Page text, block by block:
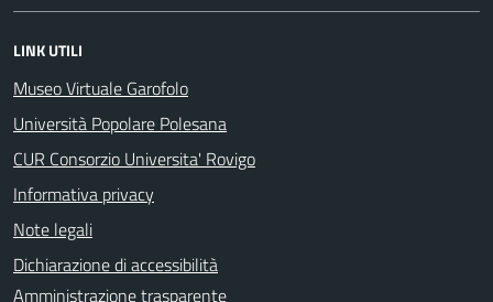
LINK UTILI
Museo Virtuale Garofolo
Università Popolare Polesana
CUR Consorzio Universita' Rovigo
Informativa privacy
Note legali
Dichiarazione di accessibilità
Amministrazione trasparente